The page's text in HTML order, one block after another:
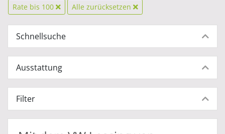
Rate bis 100 Alle zurücksetzen
Schnellsuche
Ausstattung
Filter